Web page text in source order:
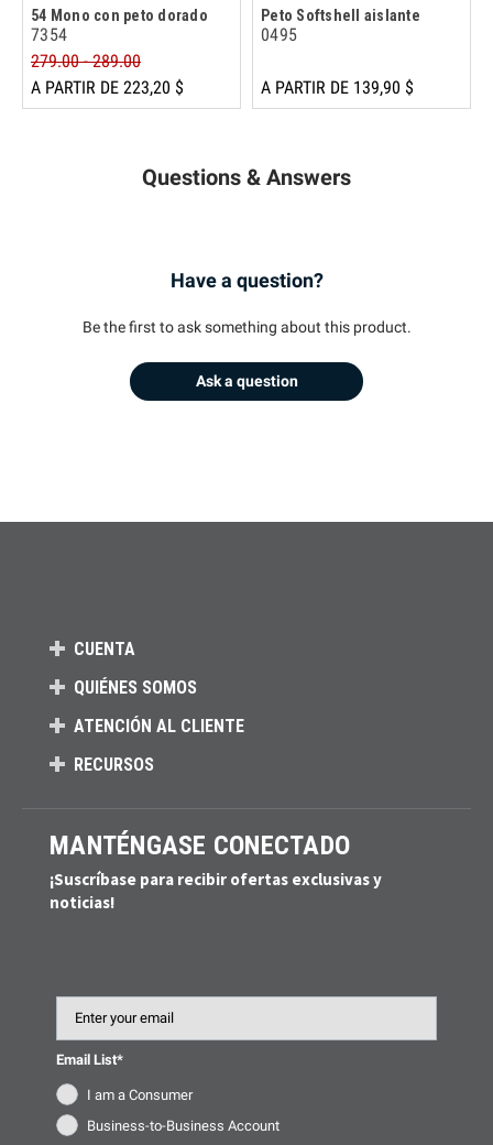
54 Mono con peto dorado
7354
279.00 - 289.00
A PARTIR DE 223,20 $
Peto Softshell aislante
0495
A PARTIR DE 139,90 $
Questions & Answers
Have a question?
Be the first to ask something about this product.
Ask a question
CUENTA
QUIÉNES SOMOS
ATENCIÓN AL CLIENTE
RECURSOS
MANTÉNGASE CONECTADO
¡Suscríbase para recibir ofertas exclusivas y
noticias!
Email List*
I am a Consumer
Business-to-Business Account